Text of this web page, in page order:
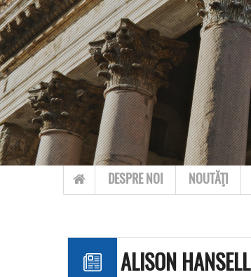
Skip to content
DESPRE NOI NOUTĂŢI
ALISON HANSELL